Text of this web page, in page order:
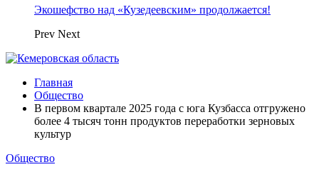
Экошефство над «Кузедеевским» продолжается!
Prev Next
Главная
Общество
В первом квартале 2025 года с юга Кузбасса отгружено
более 4 тысяч тонн продуктов переработки зерновых
культур
Общество